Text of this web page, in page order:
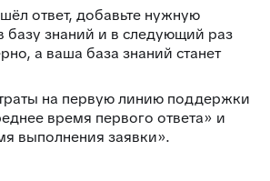
ответ, добавьте нужную
знаний и в следующий раз
а ваша база знаний станет
на первую линию поддержки
время первого ответа» и
выполнения заявки».